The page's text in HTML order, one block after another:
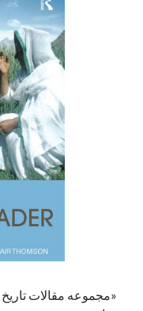
آخرین دیدگاه‌ها
مَه‌لقا
پیمانه صالحیدر
«مجموعه مقالات